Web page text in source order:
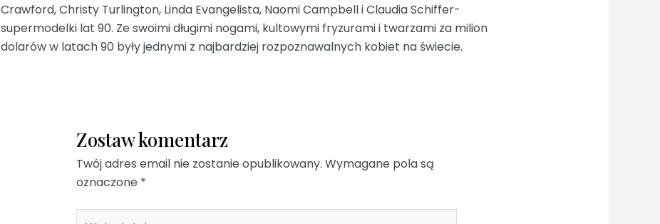
Crawford, Christy Turlington, Linda Evangelista, Naomi Campbell i Claudia Schiffer-
supermodelki lat 90. Ze swoimi długimi nogami, kultowymi fryzurami i twarzami za milion
dolarów w latach 90 były jednymi z najbardziej rozpoznawalnych kobiet na świecie.
Zostaw komentarz
Twój adres email nie zostanie opublikowany. Wymagane pola są
oznaczone *